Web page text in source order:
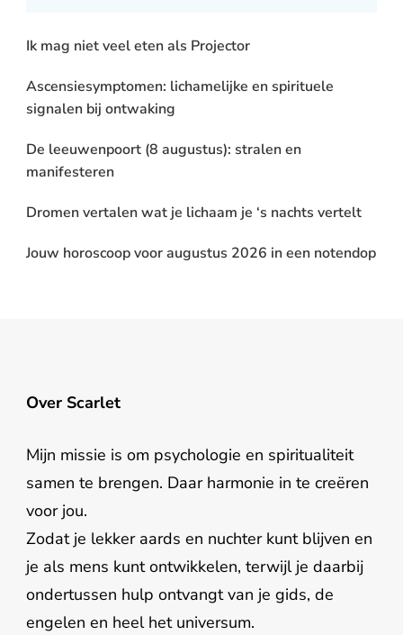
Ik mag niet veel eten als Projector
Ascensiesymptomen: lichamelijke en spirituele
signalen bij ontwaking
De leeuwenpoort (8 augustus): stralen en
manifesteren
Dromen vertalen wat je lichaam je ‘s nachts vertelt
Jouw horoscoop voor augustus 2026 in een notendop
Over Scarlet
Mijn missie is om psychologie en spiritualiteit
samen te brengen. Daar harmonie in te creëren
voor jou.
Zodat je lekker aards en nuchter kunt blijven en
je als mens kunt ontwikkelen, terwijl je daarbij
ondertussen hulp ontvangt van je gids, de
engelen en heel het universum.